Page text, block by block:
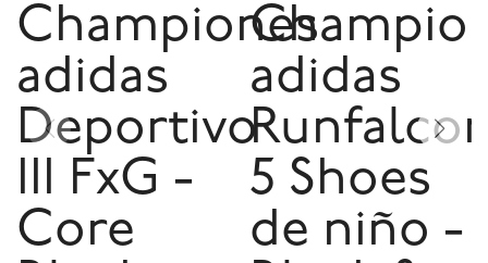
Championes
adidas
Deportivo
III FxG -
Core
adidas
5 Shoes
de niño -